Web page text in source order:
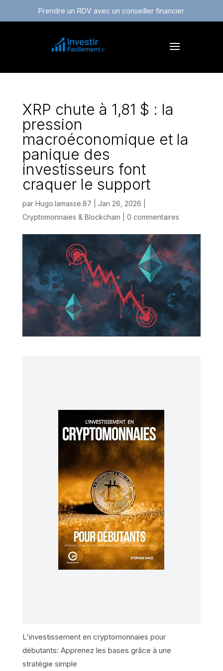
Prendre un RDV avec un conseiller financier
XRP chute à 1,81 $ : la
pression
macroéconomique et la
panique des
investisseurs font
craquer le support
par Hugo.lamasse.87 Jan 26, 2026
Cryptomonnaies & Blockchain
0 commentaires
L'investissement en cryptomonnaies pour
débutants: Apprenez les bases grâce à une
stratégie simple